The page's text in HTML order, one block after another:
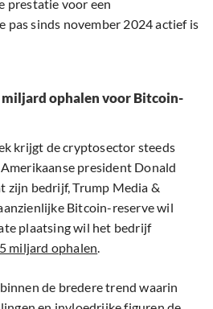
prestatie voor een
pas sinds november 2024 actief is
ophalen voor Bitcoin-
krijgt de cryptosector steeds
president Donald
zijn bedrijf, Trump Media &
Bitcoin-reserve wil
plaatsing wil het bedrijf
miljard ophalen.
de bredere trend waarin